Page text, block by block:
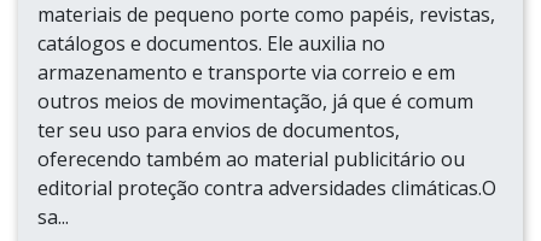
materiais de pequeno porte como papéis, revistas,
catálogos e documentos. Ele auxilia no
armazenamento e transporte via correio e em
outros meios de movimentação, já que é comum
ter seu uso para envios de documentos,
oferecendo também ao material publicitário ou
editorial proteção contra adversidades climáticas.O
sa...